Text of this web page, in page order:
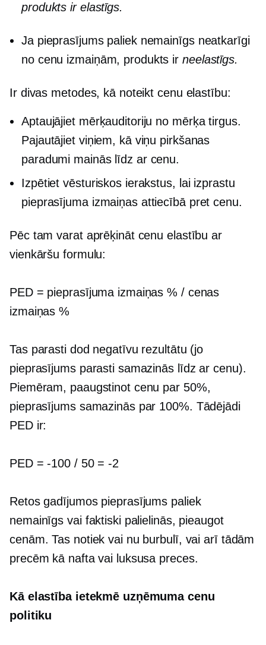
produkts ir elastīgs.
Ja pieprasījums paliek nemainīgs neatkarīgi
no cenu izmaiņām, produkts ir neelastīgs.
Ir divas metodes, kā noteikt cenu elastību:
Aptaujājiet mērķauditoriju no mērķa tirgus.
Pajautājiet viņiem, kā viņu pirkšanas
paradumi mainās līdz ar cenu.
Izpētiet vēsturiskos ierakstus, lai izprastu
pieprasījuma izmaiņas attiecībā pret cenu.
Pēc tam varat aprēķināt cenu elastību ar
vienkāršu formulu:
PED = pieprasījuma izmaiņas % / cenas
izmaiņas %
Tas parasti dod negatīvu rezultātu (jo
pieprasījums parasti samazinās līdz ar cenu).
Piemēram, paaugstinot cenu par 50%,
pieprasījums samazinās par 100%. Tādējādi
PED ir:
PED =-100 / 50 =-2
Retos gadījumos pieprasījums paliek
nemainīgs vai faktiski palielinās, pieaugot
cenām. Tas notiek vai nu burbulī, vai arī tādām
precēm kā nafta vai luksusa preces.
Kā elastība ietekmē uzņēmuma cenu
politiku